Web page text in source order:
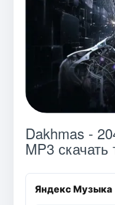
Dakhmas -
MP3 скачать
Яндекс Музыка